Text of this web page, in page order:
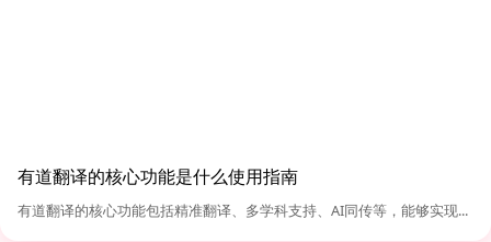
有道翻译的核心功能是什么使用指南
有道翻译的核心功能包括精准翻译、多学科支持、AI同传等，能够实现...